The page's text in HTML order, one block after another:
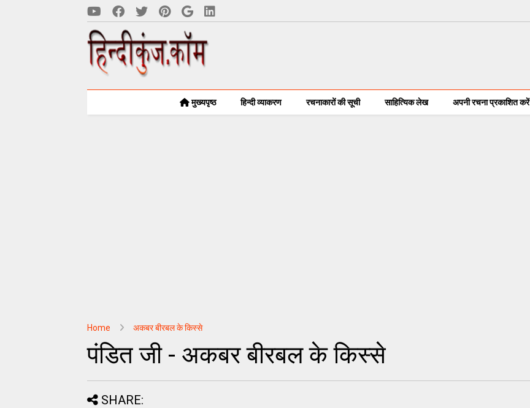
मुख्यपृष्ठ हिन्दी व्याकरण रचनाकारों की सूची साहित्यिक लेख अपनी रचना प्रकाशित करें
Home अकबर बीरबल के किस्से
पंडित जी - अकबर बीरबल के किस्से
SHARE: